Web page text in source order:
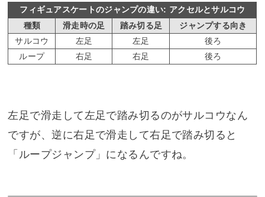
フィギュアスケートのジャンプの違い: アクセルとサルコウ
種類
滑走時の足 踏み切る足
ジャンプする向き
サルコウ
左足 左足
後ろ
ループ
右足 右足 後ろ
左足で滑走して左足で踏み切るのがサルコウなん
ですが、逆に右足で滑走して右足で踏み切ると
「ループジャンプ」になるんですね。